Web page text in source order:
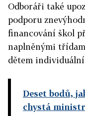
Odboráři také
podporu
financování škol
naplněnými
dětem
Deset bodů,
chystá